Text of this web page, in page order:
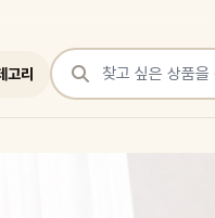
고리
상품 검색
서 찾아보세요